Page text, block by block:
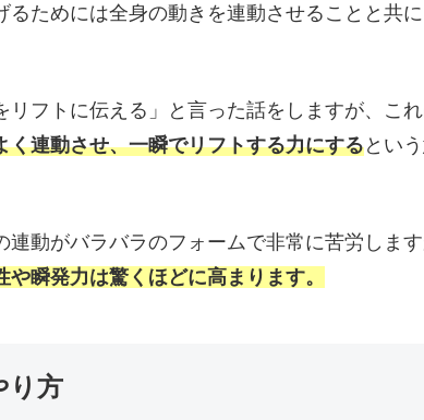
ためには全身の動きを連動させることと共に
フトに伝える」と言った話をしますが、こ
連動させ、一瞬でリフトする力にするとい
動がバラバラのフォームで非常に苦労しま
瞬発力は驚くほどに高まります。
り方